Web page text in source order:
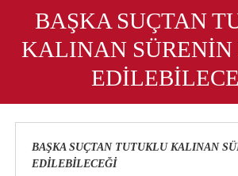
BAŞKA SUÇTAN
KALINAN SÜRENİN
BAŞKA SUÇTAN TUTUKLU KALINAN
EDİLEBİLECEĞİ